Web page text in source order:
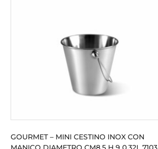
GOURMET – MINI CESTINO INOX CON